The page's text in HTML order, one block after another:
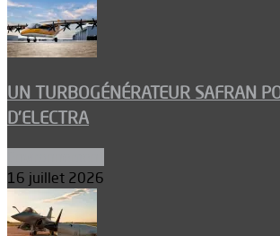
UN TURBOGÉNÉRATEUR SAFRAN
D’ELECTRA
16 juillet 2026